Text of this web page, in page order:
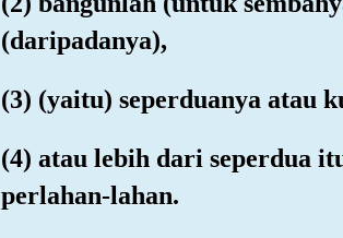
(daripadanya),
(3) (yaitu) seperduanya atau
(4) atau lebih dari seperdua
perlahan-lahan.